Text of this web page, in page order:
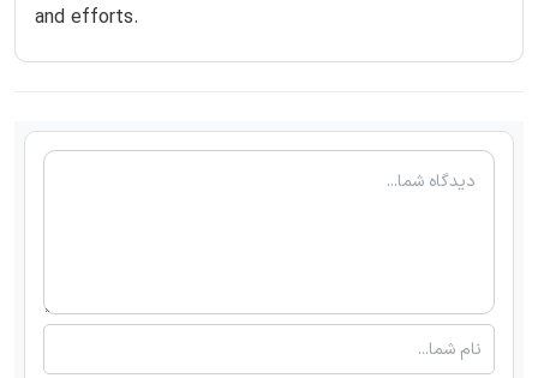
and efforts.